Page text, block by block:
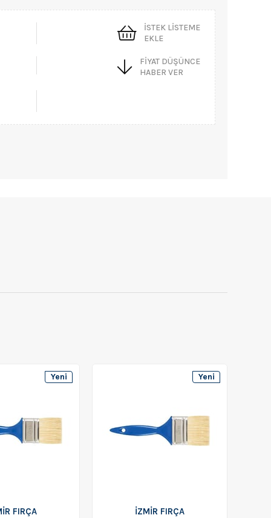
İSTEK LISTEME
EKLE
FIYAT DÜŞÜNCE
HABER VER
FIRÇA
Yeni
İZMİR FIRÇA
Yeni